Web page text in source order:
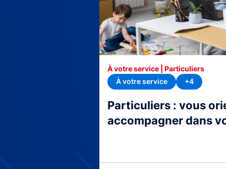
Particuliers : vous
accompagner dans
À votre service | Particuliers
À votre service
+4